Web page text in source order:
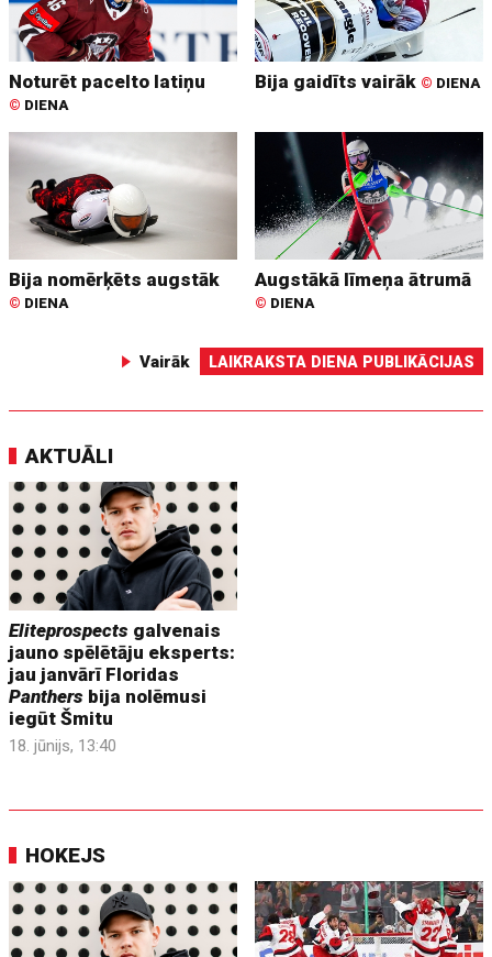
Noturēt pacelto latiņu
© DIENA
Bija gaidīts vairāk © DIENA
Bija nomērķēts augstāk
© DIENA
Augstākā līmeņa ātrumā
© DIENA
Vairāk LAIKRAKSTA DIENA PUBLIKĀCIJAS
AKTUĀLI
Eliteprospects galvenais
jauno spēlētāju eksperts:
jau janvārī Floridas
Panthers bija nolēmusi
iegūt Šmitu
18. jūnijs, 13:40
HOKEJS